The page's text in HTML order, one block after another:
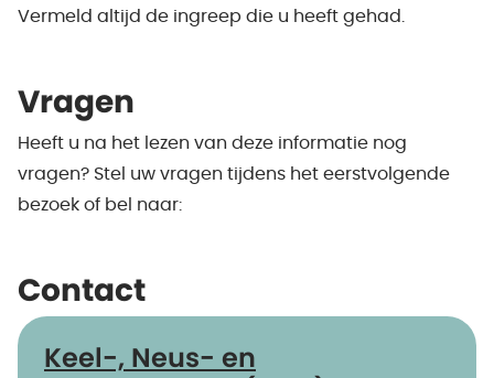
Vermeld altijd de ingreep die u heeft gehad.
Vragen
Heeft u na het lezen van deze informatie nog
vragen? Stel uw vragen tijdens het eerstvolgende
bezoek of bel naar:
Contact
Keel-, Neus- en